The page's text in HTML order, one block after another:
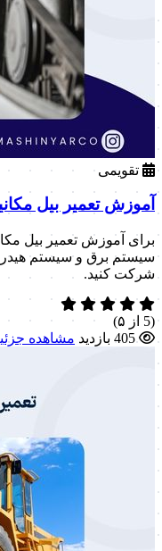
تقویمی
آموزش تعمیر بیل
برای آموزش تعمیر بیل
سیستم برق و سیستم
شرکت کنید.
(5 از ۵)
405 بازدید
مشاهده